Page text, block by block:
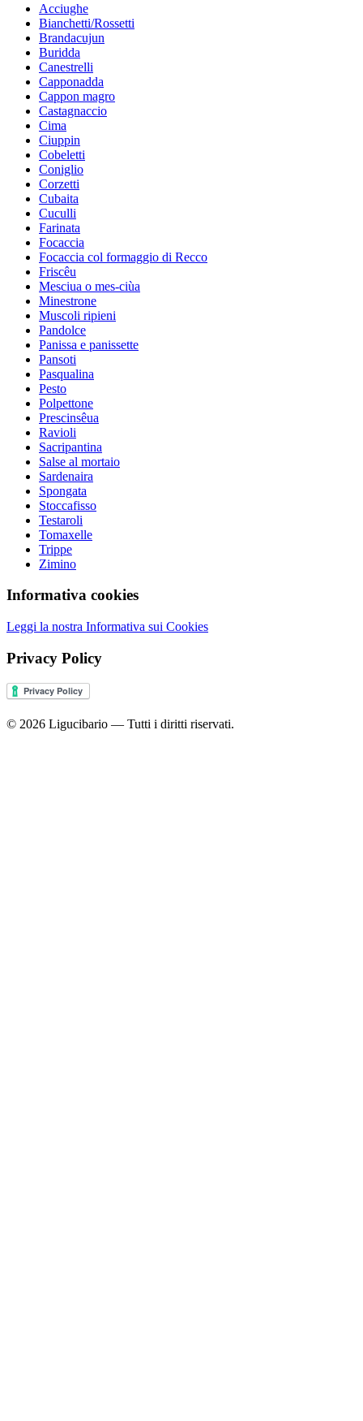
Acciughe
Bianchetti/Rossetti
Brandacujun
Buridda
Canestrelli
Capponadda
Cappon magro
Castagnaccio
Cima
Ciuppin
Cobeletti
Coniglio
Corzetti
Cubaita
Cuculli
Farinata
Focaccia
Focaccia col formaggio di Recco
Friscêu
Mesciua o mes-ciùa
Minestrone
Muscoli ripieni
Pandolce
Panissa e panissette
Pansoti
Pasqualina
Pesto
Polpettone
Prescinsêua
Ravioli
Sacripantina
Salse al mortaio
Sardenaira
Spongata
Stoccafisso
Testaroli
Tomaxelle
Trippe
Zimino
Informativa cookies
Leggi la nostra Informativa sui Cookies
Privacy Policy
© 2026 Ligucibario — Tutti i diritti riservati.